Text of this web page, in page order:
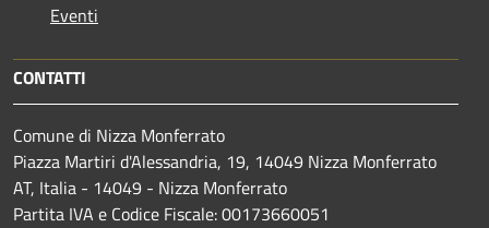
Eventi
CONTATTI
Comune di Nizza Monferrato
Piazza Martiri d'Alessandria, 19, 14049 Nizza Monferrato
AT, Italia - 14049 - Nizza Monferrato
Partita IVA e Codice Fiscale: 00173660051